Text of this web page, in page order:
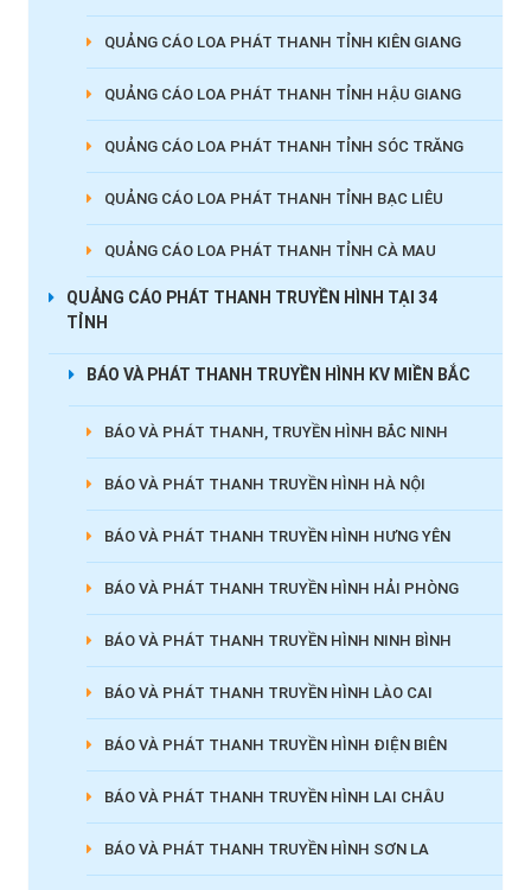
QUẢNG CÁO LOA PHÁT THANH TỈNH KIÊN GIANG
QUẢNG CÁO LOA PHÁT THANH TỈNH HẬU GIANG
QUẢNG CÁO LOA PHÁT THANH TỈNH SÓC TRĂNG
QUẢNG CÁO LOA PHÁT THANH TỈNH BẠC LIÊU
QUẢNG CÁO LOA PHÁT THANH TỈNH CÀ MAU
QUẢNG CÁO PHÁT THANH TRUYỀN HÌNH TẠI 34
TỈNH
BÁO VÀ PHÁT THANH TRUYỀN HÌNH KV MIỀN BẮC
BÁO VÀ PHÁT THANH, TRUYỀN HÌNH BẮC NINH
BÁO VÀ PHÁT THANH TRUYỀN HÌNH HÀ NỘI
BÁO VÀ PHÁT THANH TRUYỀN HÌNH HƯNG YÊN
BÁO VÀ PHÁT THANH TRUYỀN HÌNH HẢI PHÒNG
BÁO VÀ PHÁT THANH TRUYỀN HÌNH NINH BÌNH
BÁO VÀ PHÁT THANH TRUYỀN HÌNH LÀO CAI
BÁO VÀ PHÁT THANH TRUYỀN HÌNH ĐIỆN BIÊN
BÁO VÀ PHÁT THANH TRUYỀN HÌNH LAI CHÂU
BÁO VÀ PHÁT THANH TRUYỀN HÌNH SƠN LA